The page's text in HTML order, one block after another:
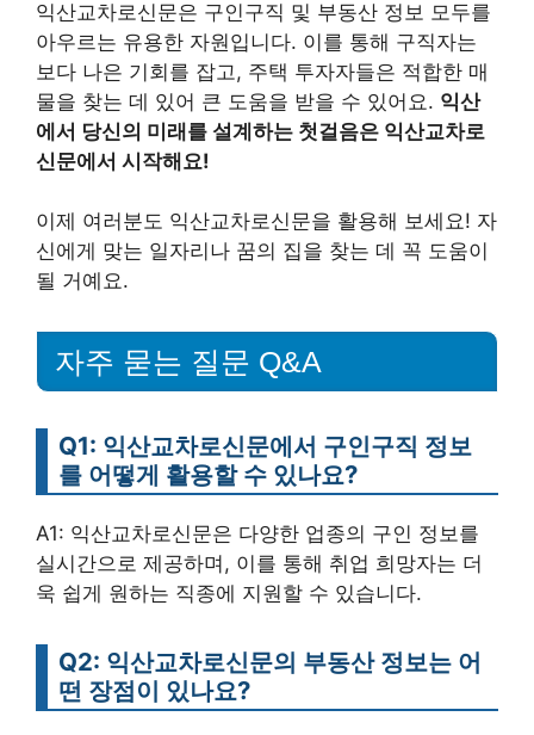
익산교차로신문은 구인구직 및 부동산 정보 모두를
아우르는 유용한 자원입니다. 이를 통해 구직자는
보다 나은 기회를 잡고, 주택 투자자들은 적합한 매
물을 찾는 데 있어 큰 도움을 받을 수 있어요. 익산
에서 당신의 미래를 설계하는 첫걸음은 익산교차로
신문에서 시작해요!
이제 여러분도 익산교차로신문을 활용해 보세요! 자
신에게 맞는 일자리나 꿈의 집을 찾는 데 꼭 도움이
될 거예요.
자주 묻는 질문 Q&A
Q1: 익산교차로신문에서 구인구직 정보
를 어떻게 활용할 수 있나요?
A1: 익산교차로신문은 다양한 업종의 구인 정보를
실시간으로 제공하며, 이를 통해 취업 희망자는 더
욱 쉽게 원하는 직종에 지원할 수 있습니다.
Q2: 익산교차로신문의 부동산 정보는 어
떤 장점이 있나요?